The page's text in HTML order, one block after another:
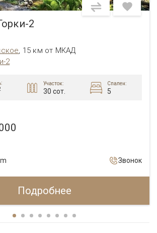
2
, 15 км от МКАД
2
Участок:
30 сот.
Спален:
5
Звонок
Подробнее